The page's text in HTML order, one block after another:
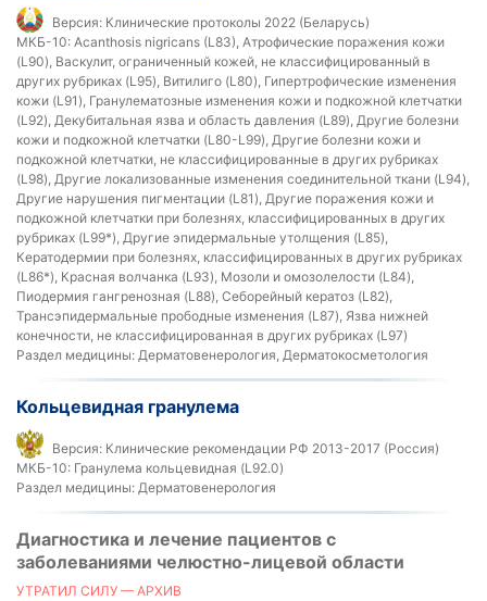
Версия: Клинические протоколы 2022 (Беларусь)
МКБ-10: Acanthosis nigricans (L83), Атрофические поражения кожи
(L90), Васкулит, ограниченный кожей, не классифицированный в
других рубриках (L95), Витилиго (L80), Гипертрофические изменения
кожи (L91), Гранулематозные изменения кожи и подкожной клетчатки
(L92), Декубитальная язва и область давления (L89), Другие болезни
кожи и подкожной клетчатки (L80-L99), Другие болезни кожи и
подкожной клетчатки, не классифицированные в других рубриках
(L98), Другие локализованные изменения соединительной ткани (L94),
Другие нарушения пигментации (L81), Другие поражения кожи и
подкожной клетчатки при болезнях, классифицированных в других
рубриках (L99*), Другие эпидермальные утолщения (L85),
Кератодермии при болезнях, классифицированных в других рубриках
(L86*), Красная волчанка (L93), Мозоли и омозолелости (L84),
Пиодермия гангренозная (L88), Себорейный кератоз (L82),
Трансэпидермальные прободные изменения (L87), Язва нижней
конечности, не классифицированная в других рубриках (L97)
Раздел медицины: Дерматовенерология, Дерматокосметология
Кольцевидная гранулема
Версия: Клинические рекомендации РФ 2013-2017 (Россия)
МКБ-10: Гранулема кольцевидная (L92.0)
Раздел медицины: Дерматовенерология
Диагностика и лечение пациентов с
заболеваниями челюстно-лицевой области
УТРАТИЛ СИЛУ — АРХИВ